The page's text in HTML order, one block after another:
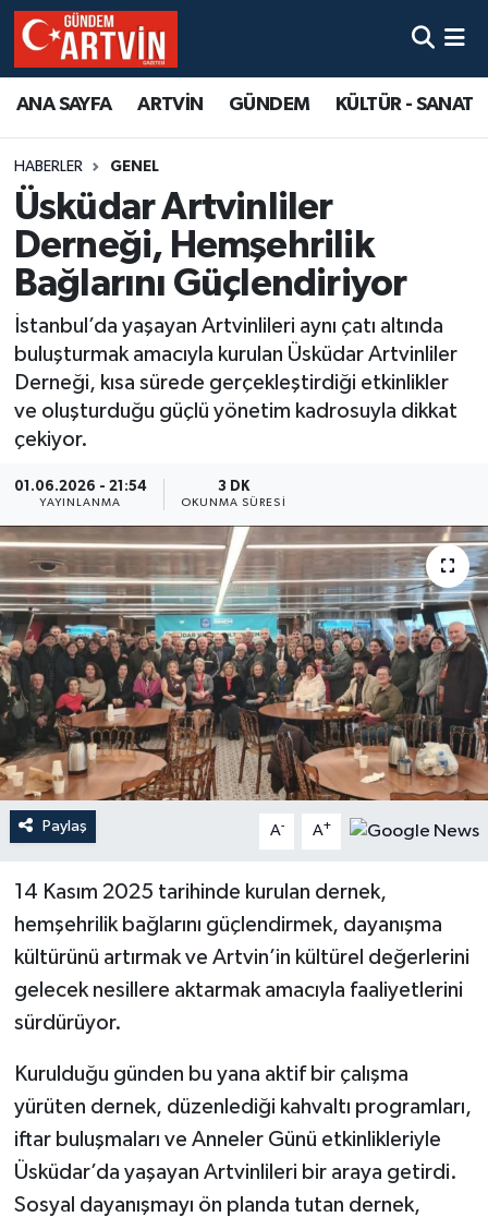
ANA SAYFA ARTVİN GÜNDEM KÜLTÜR - SANAT
HABERLER GENEL
Üsküdar Artvinliler
Derneği, Hemşehrilik
Bağlarını Güçlendiriyor
İstanbul’da yaşayan Artvinlileri aynı çatı altında
buluşturmak amacıyla kurulan Üsküdar Artvinliler
Derneği, kısa sürede gerçekleştirdiği etkinlikler
ve oluşturduğu güçlü yönetim kadrosuyla dikkat
çekiyor.
01.06.2026 - 21:54
YAYINLANMA
3 DK
OKUNMA SÜRESI
Paylaş A- A+
14 Kasım 2025 tarihinde kurulan dernek,
hemşehrilik bağlarını güçlendirmek, dayanışma
kültürünü artırmak ve Artvin’in kültürel değerlerini
gelecek nesillere aktarmak amacıyla faaliyetlerini
sürdürüyor.
Kurulduğu günden bu yana aktif bir çalışma
yürüten dernek, düzenlediği kahvaltı programları,
iftar buluşmaları ve Anneler Günü etkinlikleriyle
Üsküdar’da yaşayan Artvinlileri bir araya getirdi.
Sosyal dayanışmayı ön planda tutan dernek,